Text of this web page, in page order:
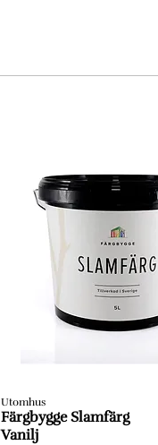
Utomhus
Färgbygge Slamfärg
Vanilj